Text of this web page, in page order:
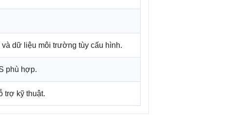
dữ liệu môi trường tùy cấu hình.
phù hợp.
trợ kỹ thuật.